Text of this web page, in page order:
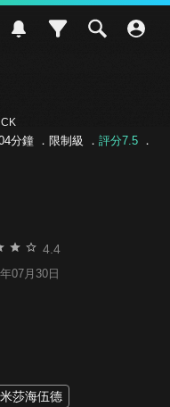
分鐘 ． 限制級 ． 評分7.5．
4.4
07月30日
米莎海伍德